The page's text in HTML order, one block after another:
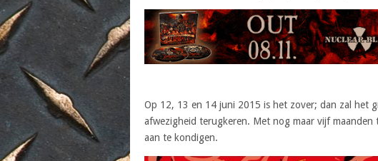
Op 12, 13 en 14 juni 2015 is het zover; dan zal het
afwezigheid terugkeren. Met nog maar vijf
aan te kondigen.